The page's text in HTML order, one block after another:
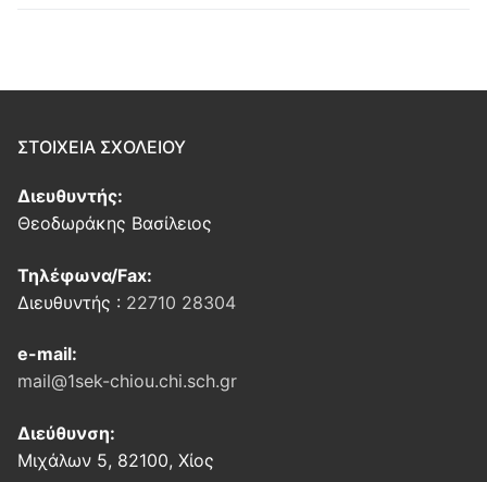
ΣΤΟΙΧΕΙΑ ΣΧΟΛΕΙΟΥ
Διευθυντής:
Θεοδωράκης Βασίλειος
Τηλέφωνα/Fax:
Διευθυντής : 22710 28304
e-mail:
mail@1sek-chiou.chi.sch.gr
Διεύθυνση:
Μιχάλων 5, 82100, Χίος